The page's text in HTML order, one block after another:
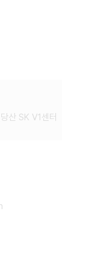
산 SK V1센터